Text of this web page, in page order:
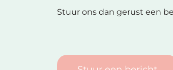
Stuur ons dan gerust een